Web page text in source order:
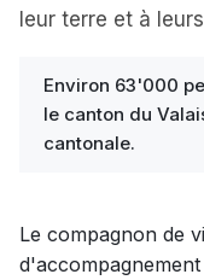
leur terre et à
Environ 63'000
le canton du
cantonale.
Le compagnon de